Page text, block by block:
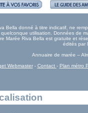
Bella donné à titre indicatif, ne
utilisation. Données de
Marée Riva Bella est gratuite et
édités par
Annuaire de marée –
Webmaster- Contact - Plan métro